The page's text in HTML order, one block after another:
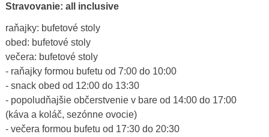
Stravovanie: all inclusive
raňajky: bufetové stoly
obed: bufetové stoly
večera: bufetové stoly
- raňajky formou bufetu od 7:00 do 10:00
- snack obed od 12:00 do 13:30
- popoludňajšie občerstvenie v bare od 14:00 do 17:00
(káva a koláč, sezónne ovocie)
- večera formou bufetu od 17:30 do 20:30